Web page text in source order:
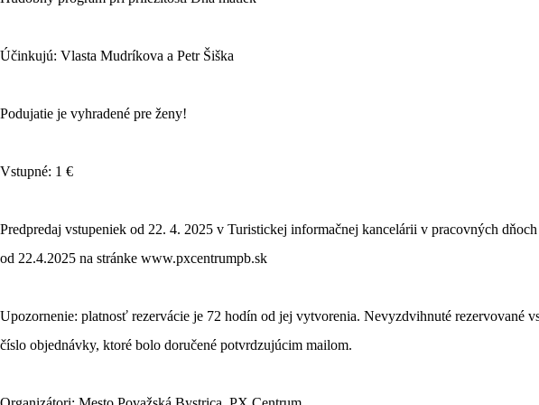
Účinkujú: Vlasta Mudríkova a Petr Šiška
Podujatie je vyhradené pre ženy!
Vstupné: 1 €
Predpredaj vstupeniek od 22. 4. 2025 v Turistickej informačnej kancelárii v pracovných
od 22.4.2025 na stránke www.pxcentrumpb.sk
Upozornenie: platnosť rezervácie je 72 hodín od jej vytvorenia. Nevyzdvihnuté
číslo objednávky, ktoré bolo doručené potvrdzujúcim mailom.